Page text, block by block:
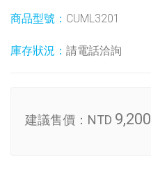
商品型號： CUML3201
庫存狀況： 請電話洽詢
建議售價： NTD 9,200